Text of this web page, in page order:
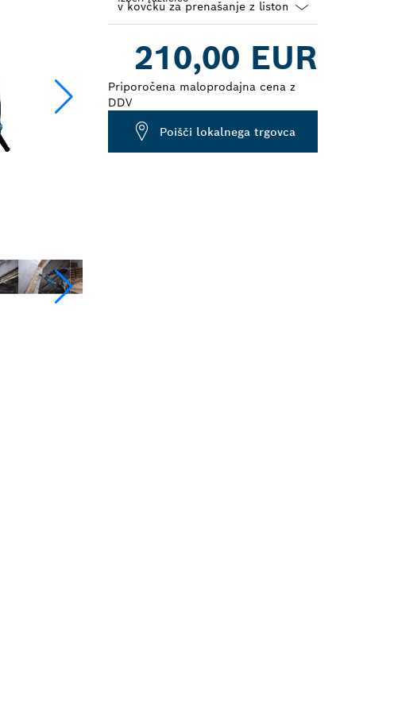
closed210,00 EUR
Priporočena maloprodajna cena z
DDV
Poišči lokalnega trgovca